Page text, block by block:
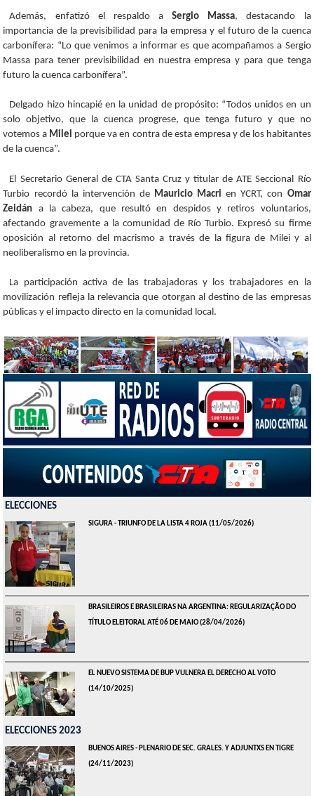
Además, enfatizó el respaldo aSergio Massa, destacando la
importancia de la previsibilidad para la empresa y el futuro de la cuenca
carbonífera: “Lo que venimos a informar es que acompañamos a Sergio
Massa para tener previsibilidad en nuestra empresa y para que tenga
futuro la cuenca carbonífera”.
Delgado hizo hincapié en la unidad de propósito: “Todos unidos en un
solo objetivo, que la cuenca progrese, que tenga futuro y que no
votemos a Milei porque va en contra de esta empresa y de los habitantes
de la cuenca”.
El Secretario General de CTA Santa Cruz y titular de ATE Seccional Río
Turbio recordó la intervención de Mauricio Macri en YCRT, con Omar
Zeidán a la cabeza, que resultó en despidos y retiros voluntarios,
afectando gravemente a la comunidad de Río Turbio. Expresó su firme
oposición al retorno del macrismo a través de la figura de Milei y al
neoliberalismo en la provincia.
La participación activa de las trabajadoras y los trabajadores en la
movilización refleja la relevancia que otorgan al destino de las empresas
públicas y el impacto directo en la comunidad local.
ELECCIONES
SIGURA - TRIUNFO DE LA LISTA 4 ROJA(11/05/2026)
BRASILEIROS E BRASILEIRAS NA ARGENTINA: REGULARIZAÇÃO DO
TÍTULO ELEITORAL ATÉ 06 DE MAIO(28/04/2026)
EL NUEVO SISTEMA DE BUP VULNERA EL DERECHO AL VOTO
(14/10/2025)
ELECCIONES 2023
BUENOS AIRES - PLENARIO DE SEC. GRALES. Y ADJUNTXS EN TIGRE
(24/11/2023)